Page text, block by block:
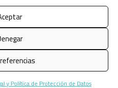
y Política de Protección de Datos
Todos los derechos